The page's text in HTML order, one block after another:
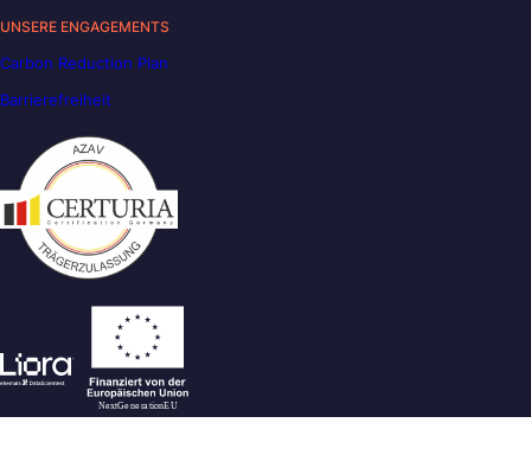
UNSERE ENGAGEMENTS
Carbon Reduction Plan
Barrierefreiheit